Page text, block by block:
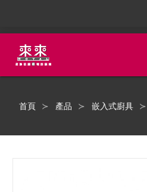
首頁 產品 嵌入式廚具